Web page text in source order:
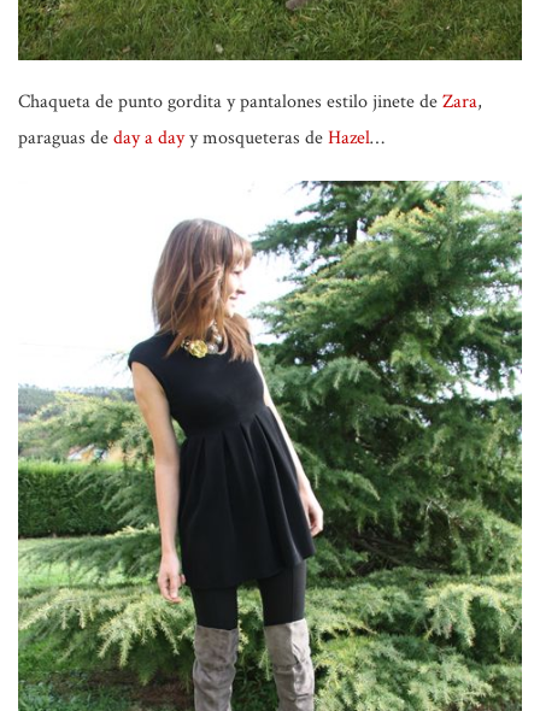
Chaqueta de punto gordita y pantalones estilo jinete deZara,
paraguas deday a dayy mosqueteras deHazel…